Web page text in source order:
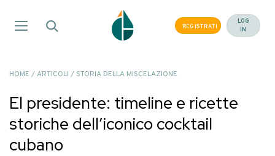
REGISTRATI
LOG
IN
HOME /ARTICOLI / STORIA DELLA MISCELAZIONE
El presidente: timeline e ricette
storiche dell’iconico cocktail
cubano